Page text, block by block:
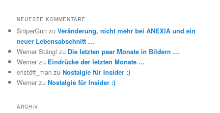
NEUESTE KOMMENTARE
SniperGun zuVeränderung, nicht mehr bei ANEXIA und ein
neuer Lebensabschnitt …
Werner Stängl zu Die letzten paar Monate in Bildern …
Werner zu Eindrücke der letzten Monate …
eristöff_man zuNostalgie für Insider :)
Werner zuNostalgie für Insider :)
ARCHIV